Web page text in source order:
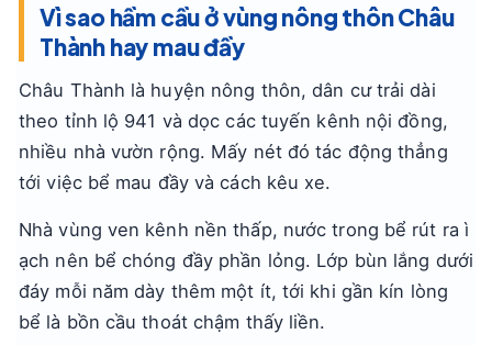
Vì sao hầm cầu ở vùng nông thôn Châu
Thành hay mau đầy
Châu Thành là huyện nông thôn, dân cư trải dài
theo tỉnh lộ 941 và dọc các tuyến kênh nội đồng,
nhiều nhà vườn rộng. Mấy nét đó tác động thẳng
tới việc bể mau đầy và cách kêu xe.
Nhà vùng ven kênh nền thấp, nước trong bể rút ra ì
ạch nên bể chóng đầy phần lỏng. Lớp bùn lắng dưới
đáy mỗi năm dày thêm một ít, tới khi gần kín lòng
bể là bồn cầu thoát chậm thấy liền.